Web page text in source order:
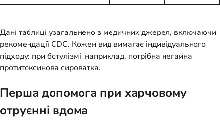
Дані таблиці узагальнено з медичних джерел, включаючи
рекомендації CDC. Кожен вид вимагає індивідуального
підходу: при ботулізмі, наприклад, потрібна негайна
протитоксинова сироватка.
Перша допомога при харчовому
отруєнні вдома